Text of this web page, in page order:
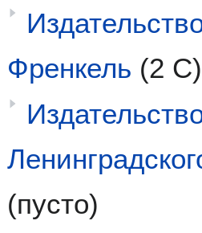
Френкель (2 С)
(пусто)